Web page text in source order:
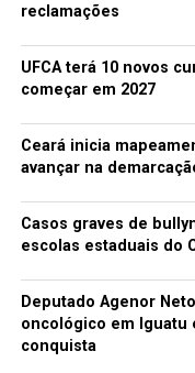
reclamações
UFCA terá 10 novos
começar em 2027
Ceará inicia
avançar na
Casos graves de
escolas estaduais do
Deputado Agenor
oncológico em Iguatu
conquista